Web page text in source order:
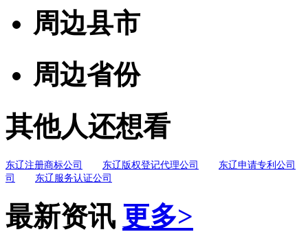
周边县市
周边省份
其他人还想看
东辽注册商标公司 东辽版权登记代理公司
东辽申请专利公司
司
东辽服务认证公司
最新资讯 更多>